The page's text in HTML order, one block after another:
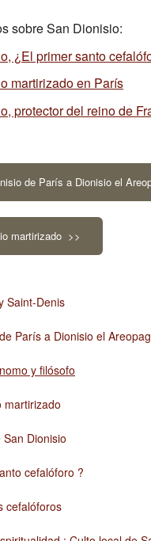
sobre San Dionisio:
¿El primer santo
martirizado en París
protector del reino de
de París a Dionisio el
martirizado >>
Saint-Denis
París a Dionisio el
y filósofo
martirizado
Dionisio
cefalóforo ?
cefalóforos